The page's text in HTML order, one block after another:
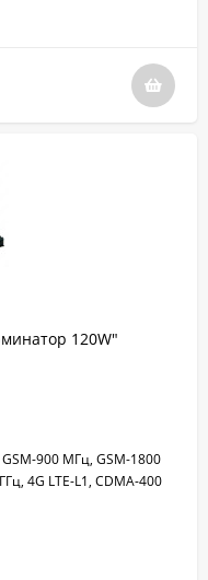
120W"
GSM-900 МГц, GSM-1800
4G LTE-L1, CDMA-400